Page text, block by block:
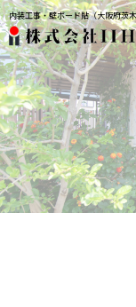
内装工事・壁ボード貼（大阪府茨